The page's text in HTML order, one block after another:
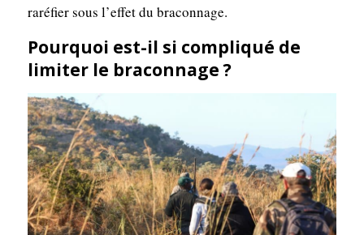
raréfier sous l’effet du braconnage.
Pourquoi est-il si compliqué de
limiter le braconnage ?